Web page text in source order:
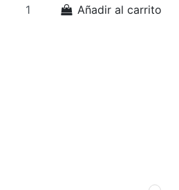
Añadir al carrito